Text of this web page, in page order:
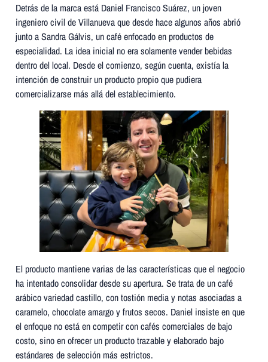
Detrás de la marca está Daniel Francisco Suárez, un joven
ingeniero civil de Villanueva que desde hace algunos años abrió
junto a Sandra Gálvis, un café enfocado en productos de
especialidad. La idea inicial no era solamente vender bebidas
dentro del local. Desde el comienzo, según cuenta, existía la
intención de construir un producto propio que pudiera
comercializarse más allá del establecimiento.
El producto mantiene varias de las características que el negocio
ha intentado consolidar desde su apertura. Se trata de un café
arábico variedad castillo, con tostión media y notas asociadas a
caramelo, chocolate amargo y frutos secos. Daniel insiste en que
el enfoque no está en competir con cafés comerciales de bajo
costo, sino en ofrecer un producto trazable y elaborado bajo
estándares de selección más estrictos.